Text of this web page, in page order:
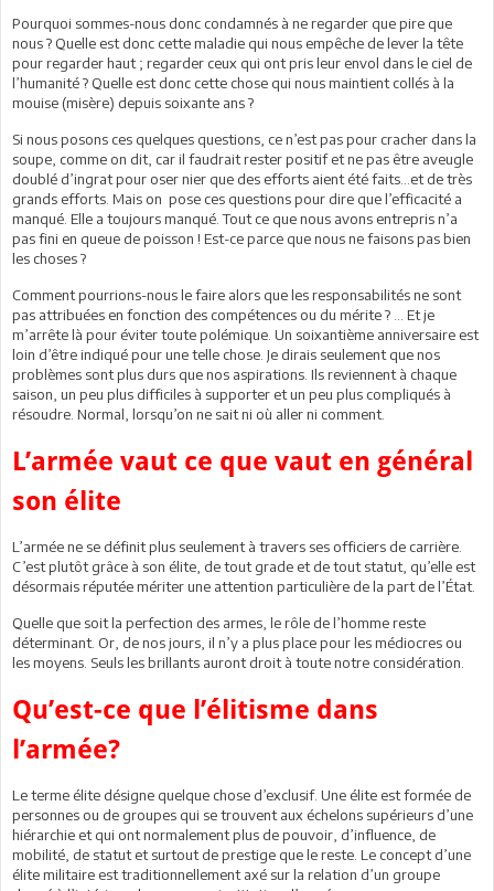
Pourquoi sommes-nous donc condamnés à ne regarder que pire que
nous ? Quelle est donc cette maladie qui nous empêche de lever la tête
pour regarder haut ; regarder ceux qui ont pris leur envol dans le ciel de
l’humanité ? Quelle est donc cette chose qui nous maintient collés à la
mouise (misère) depuis soixante ans ?
Si nous posons ces quelques questions, ce n’est pas pour cracher dans la
soupe, comme on dit, car il faudrait rester positif et ne pas être aveugle
doublé d’ingrat pour oser nier que des efforts aient été faits...et de très
grands efforts. Mais on pose ces questions pour dire que l’efficacité a
manqué. Elle a toujours manqué. Tout ce que nous avons entrepris n’a
pas fini en queue de poisson ! Est-ce parce que nous ne faisons pas bien
les choses ?
Comment pourrions-nous le faire alors que les responsabilités ne sont
pas attribuées en fonction des compétences ou du mérite ? ... Et je
m’arrête là pour éviter toute polémique. Un soixantième anniversaire est
loin d’être indiqué pour une telle chose. Je dirais seulement que nos
problèmes sont plus durs que nos aspirations. Ils reviennent à chaque
saison, un peu plus difficiles à supporter et un peu plus compliqués à
résoudre. Normal, lorsqu’on ne sait ni où aller ni comment.
L’armée vaut ce que vaut en général
son élite
L’armée ne se définit plus seulement à travers ses officiers de carrière.
C’est plutôt grâce à son élite, de tout grade et de tout statut, qu’elle est
désormais réputée mériter une attention particulière de la part de l’État.
Quelle que soit la perfection des armes, le rôle de l’homme reste
déterminant. Or, de nos jours, il n’y a plus place pour les médiocres ou
les moyens. Seuls les brillants auront droit à toute notre considération.
Qu’est-ce que l’élitisme dans
l’armée?
Le terme élite désigne quelque chose d’exclusif. Une élite est formée de
personnes ou de groupes qui se trouvent aux échelons supérieurs d’une
hiérarchie et qui ont normalement plus de pouvoir, d’influence, de
mobilité, de statut et surtout de prestige que le reste. Le concept d’une
élite militaire est traditionnellement axé sur la relation d’un groupe